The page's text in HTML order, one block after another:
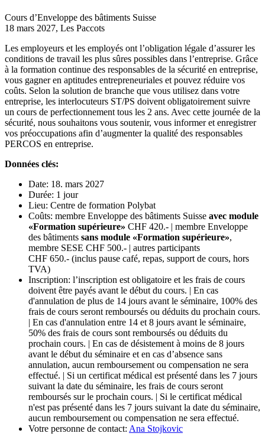
Cours d’Enveloppe des bâtiments Suisse
18 mars 2027, Les Paccots
Les employeurs et les employés ont l’obligation légale d’assurer les
conditions de travail les plus sûres possibles dans l’entreprise. Grâce
à la formation continue des responsables de la sécurité en entreprise,
vous gagner en aptitudes entrepreneuriales et pouvez réduire vos
coûts. Selon la solution de branche que vous utilisez dans votre
entreprise, les interlocuteurs ST/PS doivent obligatoirement suivre
un cours de perfectionnement tous les 2 ans. Avec cette journée de la
sécurité, nous souhaitons vous soutenir, vous informer et enregistrer
vos préoccupations afin d’augmenter la qualité des responsables
PERCOS en entreprise.
Données clés:
Date: 18. mars 2027
Durée: 1 jour
Lieu: Centre de formation Polybat
Coûts: membre Enveloppe des bâtiments Suisse avec module
«Formation supérieure» CHF 420.- | membre Enveloppe
des bâtiments sans module «Formation supérieure»,
membre SESE CHF 500.- | autres participants
CHF 650.- (inclus pause café, repas, support de cours, hors
TVA)
Inscription: l’inscription est obligatoire et les frais de cours
doivent être payés avant le début du cours. | En cas
d'annulation de plus de 14 jours avant le séminaire, 100% des
frais de cours seront remboursés ou déduits du prochain cours.
| En cas d'annulation entre 14 et 8 jours avant le séminaire,
50% des frais de cours sont remboursés ou déduits du
prochain cours. | En cas de désistement à moins de 8 jours
avant le début du séminaire et en cas d’absence sans
annulation, aucun remboursement ou compensation ne sera
effectué. | Si un certificat médical est présenté dans les 7 jours
suivant la date du séminaire, les frais de cours seront
remboursés sur le prochain cours. | Si le certificat médical
n'est pas présenté dans les 7 jours suivant la date du séminaire,
aucun remboursement ou compensation ne sera effectué.
Votre personne de contact: Ana Stojkovic